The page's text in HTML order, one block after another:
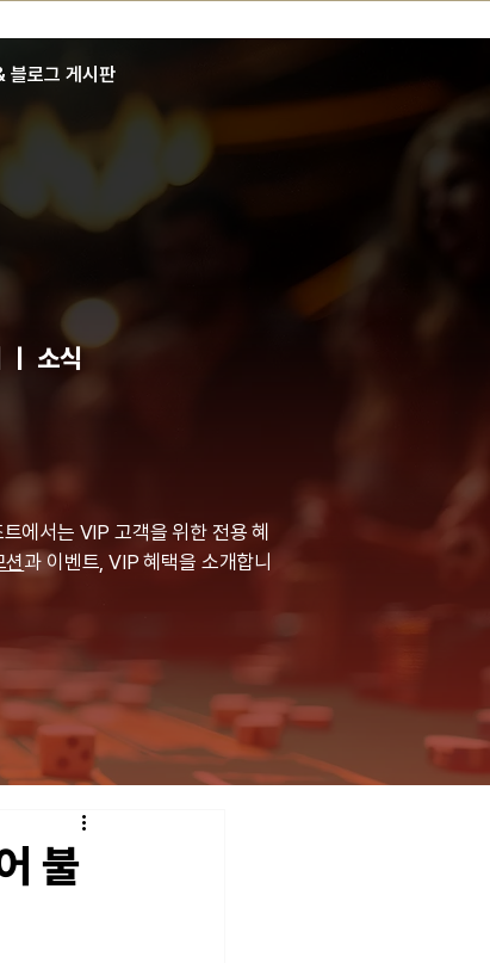
블로그 게시판
ㅣ 소식
에서는 VIP 고객을 위한 전용 혜
션과 이벤트, VIP 혜택을 소개합니
불